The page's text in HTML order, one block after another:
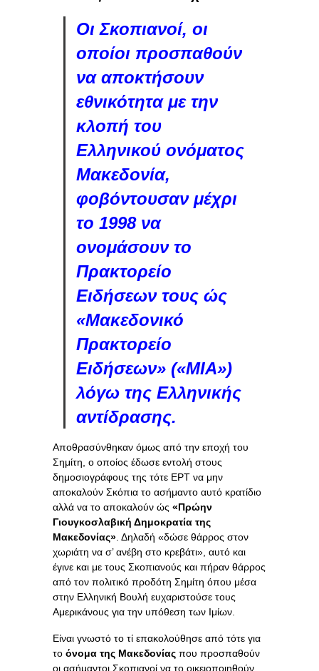
Οι Σκοπιανοί, οι
οποίοι προσπαθούν
να αποκτήσουν
εθνικότητα με την
κλοπή του
Ελληνικού ονόματος
Μακεδονία,
φοβόντουσαν μέχρι
το 1998 να
ονομάσουν το
Πρακτορείο
Ειδήσεων τους ώς
«Μακεδονικό
Πρακτορείο
Ειδήσεων» («ΜΙΑ»)
λόγω της Ελληνικής
αντίδρασης.
Αποθρασύνθηκαν όμως από την εποχή του
Σημίτη, ο οποίος έδωσε εντολή στους
δημοσιογράφους της τότε ΕΡΤ να μην
αποκαλούν Σκόπια το ασήμαντο αυτό κρατίδιο
αλλά να το αποκαλούν ώς «Πρώην
Γιουγκοσλαβική Δημοκρατία της
Μακεδονίας» . Δηλαδή «δώσε θάρρος στον
χωριάτη να σ’ ανέβη στο κρεβάτι», αυτό και
έγινε και με τους Σκοπιανούς και πήραν θάρρος
από τον πολιτικό προδότη Σημίτη όπου μέσα
στην Ελληνική Βουλή ευχαριστούσε τους
Αμερικάνους για την υπόθεση των Ιμίων.
Είναι γνωστό το τί επακολούθησε από τότε για
το όνομα της Μακεδονίας που προσπαθούν
οι ασήμαντοι Σκοπιανοί να το οικειοποιηθούν,